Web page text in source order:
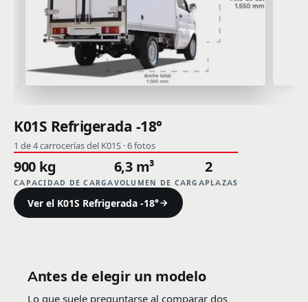
K01S Refrigerada -18°
1 de 4 carrocerías del K01S · 6 fotos
900 kg
CAPACIDAD DE CARGA
6,3 m³
VOLUMEN DE CARGA
2
PLAZAS
Ver el K01S Refrigerada -18°
Antes de elegir un modelo
Lo que suele preguntarse al comparar dos